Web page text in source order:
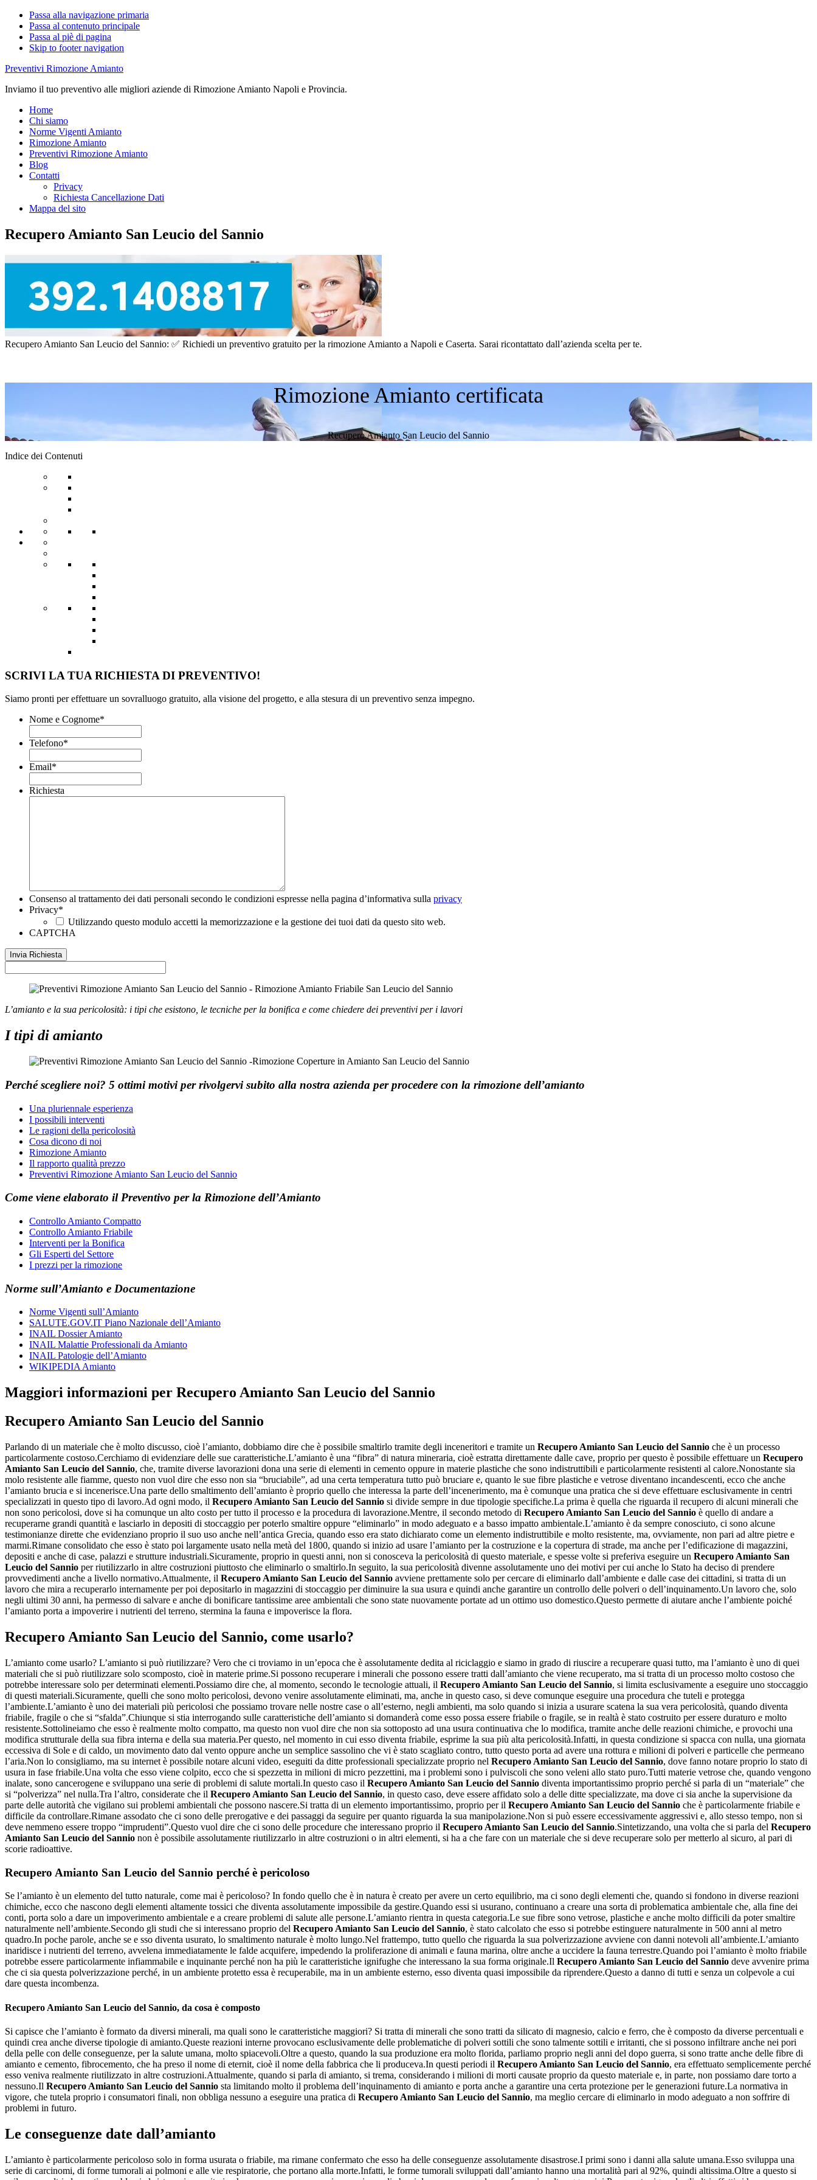
Passa alla navigazione primaria
Passa al contenuto principale
Passa al piè di pagina
Skip to footer navigation
Preventivi Rimozione Amianto
Inviamo il tuo preventivo alle migliori aziende di Rimozione Amianto Napoli e Provincia.
Home
Chi siamo
Norme Vigenti Amianto
Rimozione Amianto
Preventivi Rimozione Amianto
Blog
Contatti
Privacy
Richiesta Cancellazione Dati
Mappa del sito
Recupero Amianto San Leucio del Sannio
Recupero Amianto San Leucio del Sannio: ✅ Richiedi un preventivo gratuito per la rimozione Amianto a Napoli e Caserta. Sarai ricontattato dall’azienda scelta per te.
Rimozione Amianto certificata
Recupero Amianto San Leucio del Sannio
Indice dei Contenuti
SCRIVI LA TUA RICHIESTA DI PREVENTIVO!
Siamo pronti per effettuare un sovralluogo gratuito, alla visione del progetto, e alla stesura di un preventivo senza impegno.
Nome e Cognome*
Telefono*
Email*
Richiesta
Consenso al trattamento dei dati personali secondo le condizioni espresse nella pagina d’informativa sulla privacy
Privacy*
Utilizzando questo modulo accetti la memorizzazione e la gestione dei tuoi dati da questo sito web.
CAPTCHA
L’amianto e la sua pericolosità: i tipi che esistono, le tecniche per la bonifica e come chiedere dei preventivi per i lavori
I tipi di amianto
Perché scegliere noi? 5 ottimi motivi per rivolgervi subito alla nostra azienda per procedere con la rimozione dell’amianto
Una pluriennale esperienza
I possibili interventi
Le ragioni della pericolosità
Cosa dicono di noi
Rimozione Amianto
Il rapporto qualità prezzo
Preventivi Rimozione Amianto San Leucio del Sannio
Come viene elaborato ilPreventivo per la Rimozione dell’Amianto
Controllo Amianto Compatto
Controllo Amianto Friabile
Interventi per la Bonifica
Gli Esperti del Settore
I prezzi per la rimozione
Norme sull’Amianto e Documentazione
Norme Vigenti sull’Amianto
SALUTE.GOV.IT Piano Nazionale dell’Amianto
INAIL Dossier Amianto
INAIL Malattie Professionali da Amianto
INAIL Patologie dell’Amianto
WIKIPEDIA Amianto
Maggiori informazioni per Recupero Amianto San Leucio del Sannio
Recupero Amianto San Leucio del Sannio
Parlando di un materiale che è molto discusso, cioè l’amianto, dobbiamo dire che è possibile smaltirlo tramite degli inceneritori e tramite un Recupero Amianto San Leucio del Sannio che è un processo
particolarmente costoso.Cerchiamo di evidenziare delle sue caratteristiche.L’amianto è una “fibra” di natura mineraria, cioè estratta direttamente dalle cave, proprio per questo è possibile effettuare un Recupero
Amianto San Leucio del Sannio, che, tramite diverse lavorazioni dona una serie di elementi in cemento oppure in materie plastiche che sono indistruttibili e particolarmente resistenti al calore.Nonostante sia
molo resistente alle fiamme, questo non vuol dire che esso non sia “bruciabile”, ad una certa temperatura tutto può bruciare e, quanto le sue fibre plastiche e vetrose diventano incandescenti, ecco che anche
l’amianto brucia e si incenerisce.Una parte dello smaltimento dell’amianto è proprio quello che interessa la parte dell’incenerimento, ma è comunque una pratica che si deve effettuare esclusivamente in centri
specializzati in questo tipo di lavoro.Ad ogni modo, il Recupero Amianto San Leucio del Sannio si divide sempre in due tipologie specifiche.La prima è quella che riguarda il recupero di alcuni minerali che
non sono pericolosi, dove si ha comunque un alto costo per tutto il processo e la procedura di lavorazione.Mentre, il secondo metodo di Recupero Amianto San Leucio del Sannio è quello di andare a
recuperarne grandi quantità e lasciarlo in depositi di stoccaggio per poterlo smaltire oppure “eliminarlo” in modo adeguato e a basso impatto ambientale.L’amianto è da sempre conosciuto, ci sono alcune
testimonianze dirette che evidenziano proprio il suo uso anche nell’antica Grecia, quando esso era stato dichiarato come un elemento indistruttibile e molto resistente, ma, ovviamente, non pari ad altre pietre e
marmi.Rimane consolidato che esso è stato poi largamente usato nella metà del 1800, quando si inizio ad usare l’amianto per la costruzione e la copertura di strade, ma anche per l’edificazione di magazzini,
depositi e anche di case, palazzi e strutture industriali.Sicuramente, proprio in questi anni, non si conosceva la pericolosità di questo materiale, e spesse volte si preferiva eseguire un Recupero Amianto San
Leucio del Sannio per riutilizzarlo in altre costruzioni piuttosto che eliminarlo o smaltirlo.In seguito, la sua pericolosità divenne assolutamente uno dei motivi per cui anche lo Stato ha deciso di prendere
provvedimenti anche a livello normativo.Attualmente, il Recupero Amianto San Leucio del Sannio avviene prettamente solo per cercare di eliminarlo dall’ambiente e dalle case dei cittadini, si tratta di un
lavoro che mira a recuperarlo internamente per poi depositarlo in magazzini di stoccaggio per diminuire la sua usura e quindi anche garantire un controllo delle polveri o dell’inquinamento.Un lavoro che, solo
negli ultimi 30 anni, ha permesso di salvare e anche di bonificare tantissime aree ambientali che sono state nuovamente portate ad un ottimo uso domestico.Questo permette di aiutare anche l’ambiente poiché
l’amianto porta a impoverire i nutrienti del terreno, stermina la fauna e impoverisce la flora.
Recupero Amianto San Leucio del Sannio, come usarlo?
L’amianto come usarlo? L’amianto si può riutilizzare? Vero che ci troviamo in un’epoca che è assolutamente dedita al riciclaggio e siamo in grado di riuscire a recuperare quasi tutto, ma l’amianto è uno di quei
materiali che si può riutilizzare solo scomposto, cioè in materie prime.Si possono recuperare i minerali che possono essere tratti dall’amianto che viene recuperato, ma si tratta di un processo molto costoso che
potrebbe interessare solo per determinati elementi.Possiamo dire che, al momento, secondo le tecnologie attuali, il Recupero Amianto San Leucio del Sannio, si limita esclusivamente a eseguire uno stoccaggio
di questi materiali.Sicuramente, quelli che sono molto pericolosi, devono venire assolutamente eliminati, ma, anche in questo caso, si deve comunque eseguire una procedura che tuteli e protegga
l’ambiente.L’amianto è uno dei materiali più pericolosi che possiamo trovare nelle nostre case o all’esterno, negli ambienti, ma solo quando si inizia a usurare scatena la sua vera pericolosità, quando diventa
friabile, fragile o che si “sfalda”.Chiunque si stia interrogando sulle caratteristiche dell’amianto si domanderà come esso possa essere friabile o fragile, se in realtà è stato costruito per essere duraturo e molto
resistente.Sottolineiamo che esso è realmente molto compatto, ma questo non vuol dire che non sia sottoposto ad una usura continuativa che lo modifica, tramite anche delle reazioni chimiche, e provochi una
modifica strutturale della sua fibra interna e della sua materia.Per questo, nel momento in cui esso diventa friabile, esprime la sua più alta pericolosità.Infatti, in questa condizione si spacca con nulla, una giornata
eccessiva di Sole e di caldo, un movimento dato dal vento oppure anche un semplice sassolino che vi è stato scagliato contro, tutto questo porta ad avere una rottura e milioni di polveri e particelle che permeano
l’aria.Non lo consigliamo, ma su internet è possibile notare alcuni video, eseguiti da ditte professionali specializzate proprio nel Recupero Amianto San Leucio del Sannio, dove fanno notare proprio lo stato di
usura in fase friabile.Una volta che esso viene colpito, ecco che si spezzetta in milioni di micro pezzettini, ma i problemi sono i pulviscoli che sono veleni allo stato puro.Tutti materie vetrose che, quando vengono
inalate, sono cancerogene e sviluppano una serie di problemi di salute mortali.In questo caso il Recupero Amianto San Leucio del Sannio diventa importantissimo proprio perché si parla di un “materiale” che
si “polverizza” nel nulla.Tra l’altro, considerate che il Recupero Amianto San Leucio del Sannio, in questo caso, deve essere affidato solo a delle ditte specializzate, ma dove ci sia anche la supervisione da
parte delle autorità che vigilano sui problemi ambientali che possono nascere.Si tratta di un elemento importantissimo, proprio per il Recupero Amianto San Leucio del Sannio che è particolarmente friabile e
difficile da controllare.Rimane assodato che ci sono delle prerogative e dei passaggi da seguire per quanto riguarda la sua manipolazione.Non si può essere eccessivamente aggressivi e, allo stesso tempo, non si
deve nemmeno essere troppo “imprudenti”.Questo vuol dire che ci sono delle procedure che interessano proprio il Recupero Amianto San Leucio del Sannio.Sintetizzando, una volta che si parla del Recupero
Amianto San Leucio del Sannio non è possibile assolutamente riutilizzarlo in altre costruzioni o in altri elementi, si ha a che fare con un materiale che si deve recuperare solo per metterlo al sicuro, al pari di
scorie radioattive.
Recupero Amianto San Leucio del Sannio perché è pericoloso
Se l’amianto è un elemento del tutto naturale, come mai è pericoloso? In fondo quello che è in natura è creato per avere un certo equilibrio, ma ci sono degli elementi che, quando si fondono in diverse reazioni
chimiche, ecco che nascono degli elementi altamente tossici che diventa assolutamente impossibile da gestire.Quando essi si usurano, continuano a creare una sorta di problematica ambientale che, alla fine dei
conti, porta solo a dare un impoverimento ambientale e a creare problemi di salute alle persone.L’amianto rientra in questa categoria.Le sue fibre sono vetrose, plastiche e anche molto difficili da poter smaltire
naturalmente nell’ambiente.Secondo gli studi che si interessano proprio del Recupero Amianto San Leucio del Sannio, è stato calcolato che esso si potrebbe estinguere naturalmente in 500 anni al metro
quadro.In poche parole, anche se e sso diventa usurato, lo smaltimento naturale è molto lungo.Nel frattempo, tutto quello che riguarda la sua polverizzazione avviene con danni notevoli all’ambiente.L’amianto
inaridisce i nutrienti del terreno, avvelena immediatamente le falde acquifere, impedendo la proliferazione di animali e fauna marina, oltre anche a uccidere la fauna terrestre.Quando poi l’amianto è molto friabile
potrebbe essere particolarmente infiammabile e inquinante perché non ha più le caratteristiche ignifughe che interessano la sua forma originale.Il Recupero Amianto San Leucio del Sannio deve avvenire prima
che ci sia questa polverizzazione perché, in un ambiente protetto essa è recuperabile, ma in un ambiente esterno, esso diventa quasi impossibile da riprendere.Questo a danno di tutti e senza un colpevole a cui
dare questa incombenza.
Recupero Amianto San Leucio del Sannio, da cosa è composto
Si capisce che l’amianto è formato da diversi minerali, ma quali sono le caratteristiche maggiori? Si tratta di minerali che sono tratti da silicato di magnesio, calcio e ferro, che è composto da diverse percentuali e
quindi crea anche diverse tipologie di amianto.Queste reazioni interne provocano esclusivamente delle problematiche di polveri sottili che sono talmente sottili e irritanti, che si possono infiltrare anche nei pori
della pelle con delle conseguenze, per la salute umana, molto spiacevoli.Oltre a questo, quando la sua produzione era molto florida, parliamo proprio negli anni del dopo guerra, si sono tratte anche delle fibre di
amianto e cemento, fibrocemento, che ha preso il nome di eternit, cioè il nome della fabbrica che li produceva.In questi periodi il Recupero Amianto San Leucio del Sannio, era effettuato semplicemente perché
esso veniva realmente riutilizzato in altre costruzioni.Attualmente, quando si parla di amianto, si trema, considerando i milioni di morti causate proprio da questo materiale e, in parte, non possiamo dare torto a
nessuno.Il Recupero Amianto San Leucio del Sannio sta limitando molto il problema dell’inquinamento di amianto e porta anche a garantire una certa protezione per le generazioni future.La normativa in
vigore, che tutela proprio i consumatori finali, non obbliga nessuno a eseguire una pratica di Recupero Amianto San Leucio del Sannio, ma meglio cercare di eliminarlo in modo adeguato a non soffrire di
problemi in futuro.
Le conseguenze date dall’amianto
L’amianto è particolarmente pericoloso solo in forma usurata o friabile, ma rimane confermato che esso ha delle conseguenze assolutamente disastrose.I primi sono i danni alla salute umana.Esso sviluppa una
serie di carcinomi, di forme tumorali ai polmoni e alle vie respiratorie, che portano alla morte.Infatti, le forme tumorali sviluppati dall’amianto hanno una mortalità pari al 92%, quindi altissima.Oltre a questo si